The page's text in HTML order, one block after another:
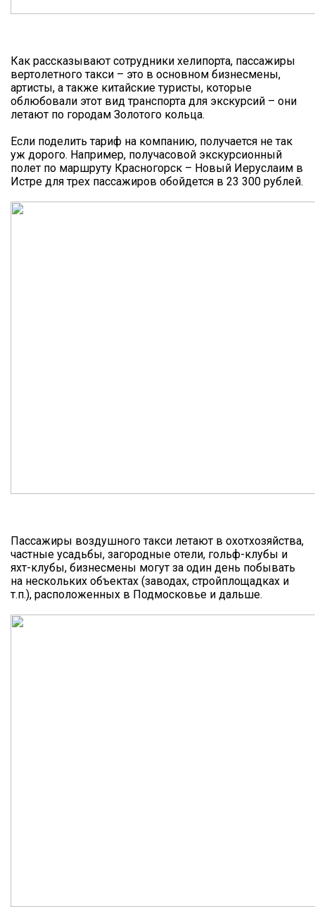
Как рассказывают сотрудники хелипорта, пассажиры
вертолетного такси – это в основном бизнесмены,
артисты, а также китайские туристы, которые
облюбовали этот вид транспорта для экскурсий – они
летают по городам Золотого кольца.
Если поделить тариф на компанию, получается не так
уж дорого. Например, получасовой экскурсионный
полет по маршруту Красногорск – Новый Иеруслаим в
Истре для трех пассажиров обойдется в 23 300 рублей.
Пассажиры воздушного такси летают в охотхозяйства,
частные усадьбы, загородные отели, гольф-клубы и
яхт-клубы, бизнесмены могут за один день побывать
на нескольких объектах (заводах, стройплощадках и
т.п.), расположенных в Подмосковье и дальше.